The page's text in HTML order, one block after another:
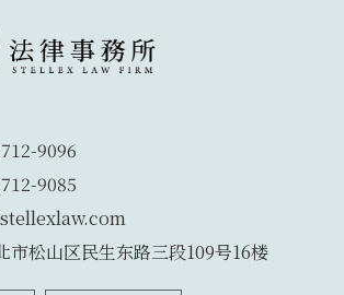
9096
9085
市松山区民生东路三段109号16楼